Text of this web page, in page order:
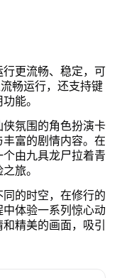
更流畅、稳定，可
畅运行，还支持键
能。
侠氛围的角色扮演卡
富的剧情内容。在
由九具龙尸拉着青
旅。
的时空，在修行的
体验一系列惊心动
精美的画面，吸引